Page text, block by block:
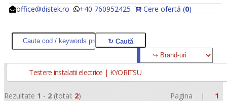
office@distek.ro +40 760952425 Cere ofertă (0)
@
@
Testere instalatii electrice | KYORITSU
Rezultate 1 - 2 (total: 2) Pagina | 1